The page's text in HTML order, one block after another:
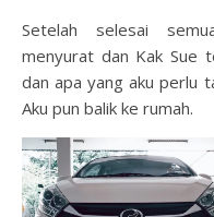
Setelah selesai
menyurat dan Kak Sue
dan apa yang aku perlu
Aku pun balik ke rumah.